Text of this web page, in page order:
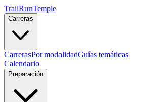
TrailRunTemple
Carreras
CarrerasPor modalidadGuías temáticas
Calendario
Preparación